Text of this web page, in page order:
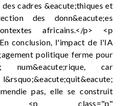
cadres &eacute;thiques et
des donn&eacute;es
africains.</p> <p
conclusion, l'impact de l'IA
politique ferme pour
num&eacute;rique, car
pas, elle se construit
p> <p class="p"